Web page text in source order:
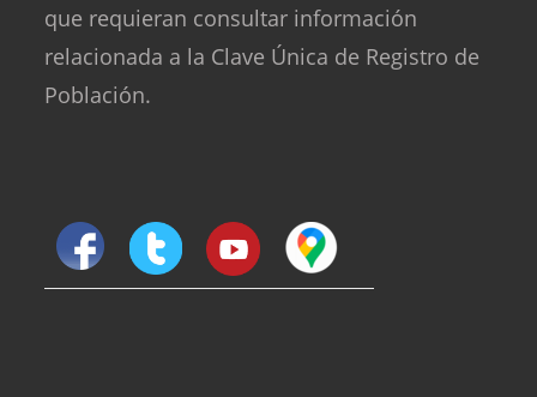
que requieran consultar información
relacionada a la Clave Única de Registro de
Población.